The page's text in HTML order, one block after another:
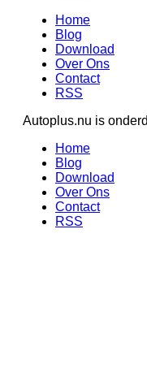
Home
Blog
Download
Over Ons
Contact
RSS
Autoplus.nu is
Home
Blog
Download
Over Ons
Contact
RSS